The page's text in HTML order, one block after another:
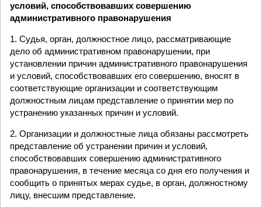
условий, способствовавших совершению
административного правонарушения
1. Судья, орган, должностное лицо, рассматривающие
дело об административном правонарушении, при
установлении причин административного правонарушения
и условий, способствовавших его совершению, вносят в
соответствующие организации и соответствующим
должностным лицам представление о принятии мер по
устранению указанных причин и условий.
2. Организации и должностные лица обязаны рассмотреть
представление об устранении причин и условий,
способствовавших совершению административного
правонарушения, в течение месяца со дня его получения и
сообщить о принятых мерах судье, в орган, должностному
лицу, внесшим представление.